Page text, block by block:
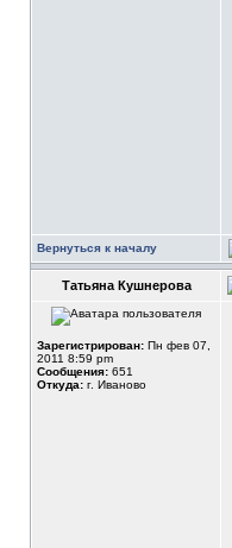
Вернуться к началу
Татьяна Кушнерова
Зарегистрирован: Пн фев 07,
2011 8:59 pm
Сообщения: 651
Откуда: г. Иваново